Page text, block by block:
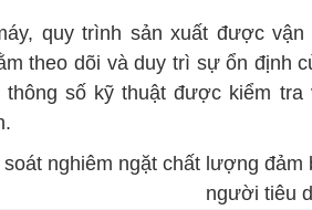
quy trình sản xuất được
theo dõi và duy trì sự ổn định
thông số kỹ thuật được kiểm